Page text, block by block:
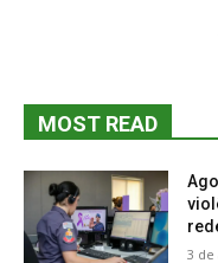
MOST READ
3 de